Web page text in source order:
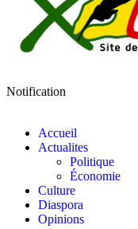
Notification
Accueil
Actualites
Politique
Économie
Culture
Diaspora
Opinions